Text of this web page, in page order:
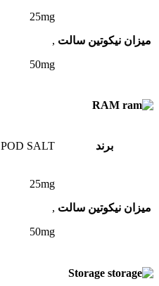
میزان نیکوتین سالت
25mg
,
50mg
RAM
برند POD SALT
میزان نیکوتین سالت
25mg
,
50mg
Storage